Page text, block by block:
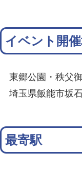
イベント開
東郷公園・秩父
埼玉県飯能市坂
最寄駅